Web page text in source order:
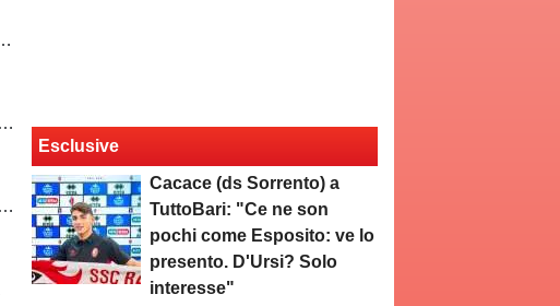
Esclusive
Cacace (ds Sorrento) a
TuttoBari: "Ce ne son
pochi come Esposito: ve lo
presento. D'Ursi? Solo
interesse"